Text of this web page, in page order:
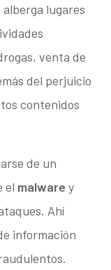
lugares
venta de
del perjuicio
contenidos
de un
el malware y
Ahí
información